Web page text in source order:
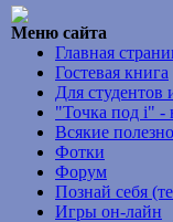
Меню сайта
Главная
Гостевая книга
Для студентов
"Точка под i" -
Всякие
Фотки
Форум
Познай себя
Игры он-лайн